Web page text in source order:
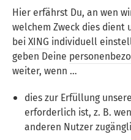
Hier erfährst Du, an wen
welchem Zweck dies dient
beiXING individuell
geben Deine
weiter, wenn …
dies zur Erfüllung
erforderlich ist, z. B.
anderen Nutzer